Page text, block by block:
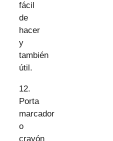
fácil
de
hacer
y
también
útil.
12.
Porta
marcador
o
crayón